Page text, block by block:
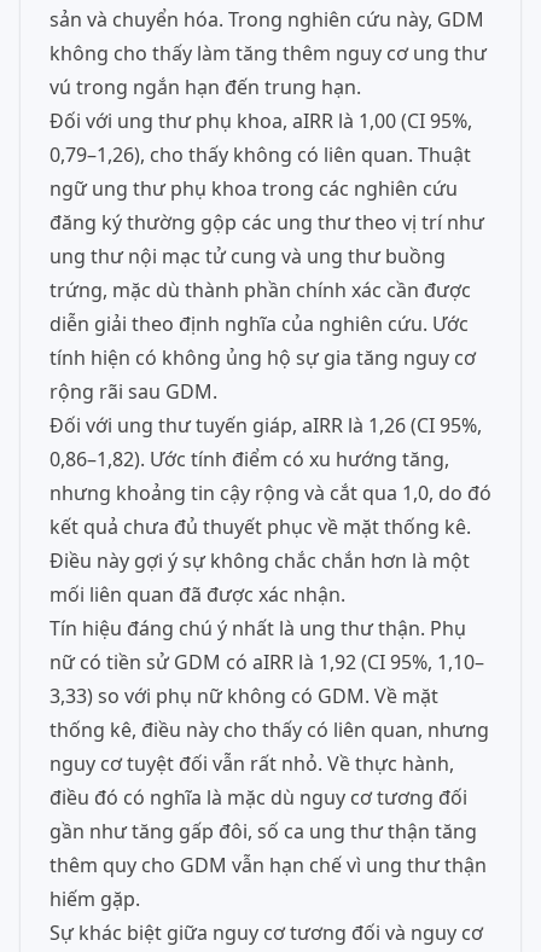
sản và chuyển hóa. Trong nghiên cứu này, GDM
không cho thấy làm tăng thêm nguy cơ ung thư
vú trong ngắn hạn đến trung hạn.
Đối với ung thư phụ khoa, aIRR là 1,00 (CI 95%,
0,79–1,26), cho thấy không có liên quan. Thuật
ngữ ung thư phụ khoa trong các nghiên cứu
đăng ký thường gộp các ung thư theo vị trí như
ung thư nội mạc tử cung và ung thư buồng
trứng, mặc dù thành phần chính xác cần được
diễn giải theo định nghĩa của nghiên cứu. Ước
tính hiện có không ủng hộ sự gia tăng nguy cơ
rộng rãi sau GDM.
Đối với ung thư tuyến giáp, aIRR là 1,26 (CI 95%,
0,86–1,82). Ước tính điểm có xu hướng tăng,
nhưng khoảng tin cậy rộng và cắt qua 1,0, do đó
kết quả chưa đủ thuyết phục về mặt thống kê.
Điều này gợi ý sự không chắc chắn hơn là một
mối liên quan đã được xác nhận.
Tín hiệu đáng chú ý nhất là ung thư thận. Phụ
nữ có tiền sử GDM có aIRR là 1,92 (CI 95%, 1,10–
3,33) so với phụ nữ không có GDM. Về mặt
thống kê, điều này cho thấy có liên quan, nhưng
nguy cơ tuyệt đối vẫn rất nhỏ. Về thực hành,
điều đó có nghĩa là mặc dù nguy cơ tương đối
gần như tăng gấp đôi, số ca ung thư thận tăng
thêm quy cho GDM vẫn hạn chế vì ung thư thận
hiếm gặp.
Sự khác biệt giữa nguy cơ tương đối và nguy cơ